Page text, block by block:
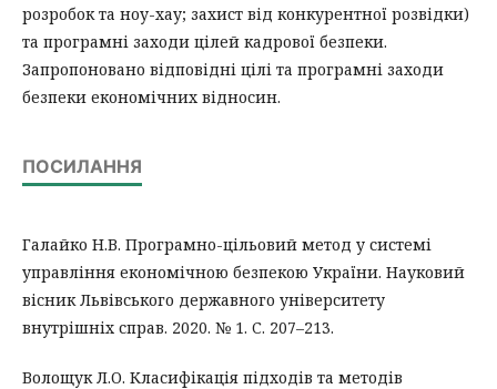
розробок та ноу-хау; захист від конкурентної розвідки)
та програмні заходи цілей кадрової безпеки.
Запропоновано відповідні цілі та програмні заходи
безпеки економічних відносин.
ПОСИЛАННЯ
Галайко Н.В. Програмно-цільовий метод у системі
управління економічною безпекою України. Науковий
вісник Львівського державного університету
внутрішніх справ. 2020. № 1. C. 207–213.
Волощук Л.О. Класифікація підходів та методів